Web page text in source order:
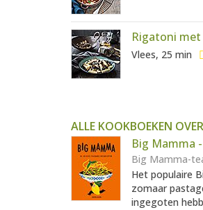
Rigatoni
Vlees, 25 min
ALLE KOOKBOEKEN
Big Mamma
Big Mamma-
Het populaire
zomaar
ingegoten